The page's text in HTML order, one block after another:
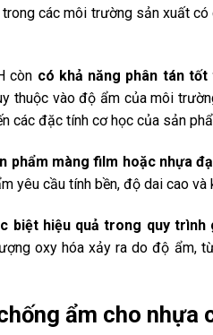
các môi trường sản xuất
còn có khả năng phân tán
thuộc vào độ ẩm của môi
các đặc tính cơ học của sản
phẩm màng film hoặc nhựa
yêu cầu tính bền, độ dai cao
biệt hiệu quả trong quy trình
oxy hóa xảy ra do độ
ẩm cho nhựa